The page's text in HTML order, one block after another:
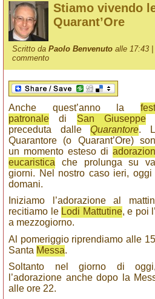
Stiamo vivendo
Quarant’Ore
Scritto daPaolo Benvenuto alle 17:43
commento
Anche quest’anno la
patronale di San Giuseppe
preceduta dalleQuarantore.
Quarantore (o Quarant’Ore)
un momento esteso di
eucaristica che prolunga su
giorni. Nel nostro caso ieri, oggi
domani.
Iniziamo l’adorazione al
recitiamo le Lodi Mattutine, e poi
a mezzogiorno.
Al pomeriggio riprendiamo alle
Santa Messa.
Soltanto nel giorno di
l’adorazione anche dopo la
alle ore 22.